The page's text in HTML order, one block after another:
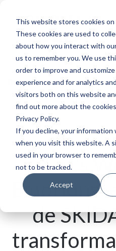
This website stores cookies
These cookies are used to
about how you interact with
us to remember you. We use
order to improve and
experience and for analytics
visitors both on this website
find out more about the
Privacy Policy.
If you decline, your information
when you visit this website. A
used in your browser to
not to be tracked.
Accept
Blog /Destino de montaña
en la transformación del
Let’s
de